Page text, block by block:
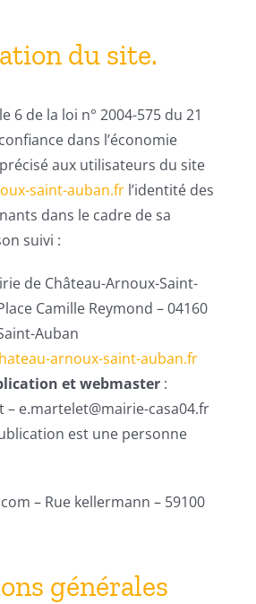
du site.
6 de la loi n° 2004-575 du 21
dans l’économie
aux utilisateurs du site
saint-auban.fr l’identité des
dans le cadre de sa
suivi :
de Château-Arnoux-Saint-
Camille Reymond – 04160
Auban
arnoux-saint-auban.fr
et webmaster :
– e.martelet@mairie-casa04.fr
est une personne
– Rue kellermann – 59100
générales